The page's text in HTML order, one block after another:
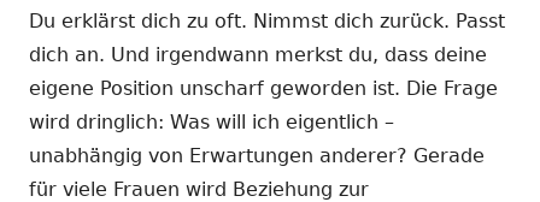
Du erklärst dich zu oft. Nimmst dich zurück. Passt
dich an. Und irgendwann merkst du, dass deine
eigene Position unscharf geworden ist. Die Frage
wird dringlich: Was will ich eigentlich –
unabhängig von Erwartungen anderer? Gerade
für viele Frauen wird Beziehung zur